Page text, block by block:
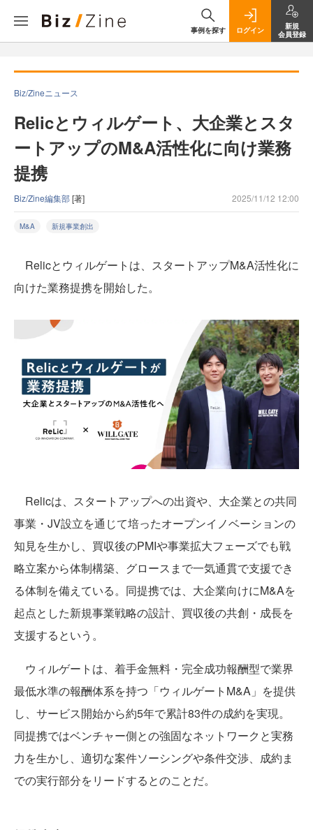
事例を探す ログイン
新規
会員登録
Biz/Zineニュース
Relicとウィルゲート、大企業とスタ
ートアップのM&A活性化に向け業務
提携
Biz/Zine編集部[著] 2025/11/12 12:00
M&A 新規事業創出
Relicとウィルゲートは、スタートアップM&A活性化に
向けた業務提携を開始した。
Relicは、スタートアップへの出資や、大企業との共同
事業・JV設立を通じて培ったオープンイノベーションの
知見を生かし、買収後のPMIや事業拡大フェーズでも戦
略立案から体制構築、グロースまで一気通貫で支援でき
る体制を備えている。同提携では、大企業向けにM&Aを
起点とした新規事業戦略の設計、買収後の共創・成長を
支援するという。
ウィルゲートは、着手金無料・完全成功報酬型で業界
最低水準の報酬体系を持つ「ウィルゲートM&A」を提供
し、サービス開始から約5年で累計83件の成約を実現。
同提携ではベンチャー側との強固なネットワークと実務
力を生かし、適切な案件ソーシングや条件交渉、成約ま
での実行部分をリードするとのことだ。